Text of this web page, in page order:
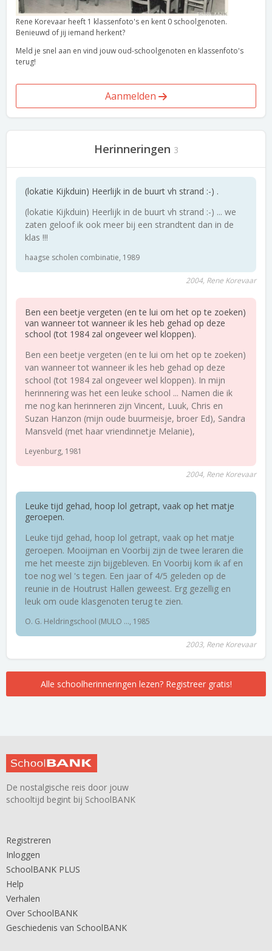
Rene Korevaar heeft 1 klassenfoto's en kent 0 schoolgenoten.
Benieuwd of jij iemand herkent?
Meld je snel aan en vind jouw oud-schoolgenoten en klassenfoto's
terug!
Aanmelden
Herinneringen 3
(lokatie Kijkduin) Heerlijk in de buurt vh strand :-) .
(lokatie Kijkduin) Heerlijk in de buurt vh strand :-) ... we
zaten geloof ik ook meer bij een strandtent dan in de
klas !!!
haagse scholen combinatie, 1989
2004, Rene Korevaar
Ben een beetje vergeten (en te lui om het op te zoeken)
van wanneer tot wanneer ik les heb gehad op deze
school (tot 1984 zal ongeveer wel kloppen).
Ben een beetje vergeten (en te lui om het op te zoeken)
van wanneer tot wanneer ik les heb gehad op deze
school (tot 1984 zal ongeveer wel kloppen). In mijn
herinnering was het een leuke school ... Namen die ik
me nog kan herinneren zijn Vincent, Luuk, Chris en
Suzan Hanzon (mijn oude buurmeisje, broer Ed), Sandra
Mansveld (met haar vriendinnetje Melanie),
Leyenburg, 1981
2004, Rene Korevaar
Leuke tijd gehad, hoop lol getrapt, vaak op het matje
geroepen.
Leuke tijd gehad, hoop lol getrapt, vaak op het matje
geroepen. Mooijman en Voorbij zijn de twee leraren die
me het meeste zijn bijgebleven. En Voorbij kom ik af en
toe nog wel 's tegen. Een jaar of 4/5 geleden op de
reunie in de Houtrust Hallen geweest. Erg gezellig en
leuk om oude klasgenoten terug te zien.
O. G. Heldringschool (MULO ..., 1985
2003, Rene Korevaar
Alle schoolherinneringen lezen? Registreer gratis!
De nostalgische reis door jouw
schooltijd begint bij SchoolBANK
Registreren
Inloggen
SchoolBANK PLUS
Help
Verhalen
Over SchoolBANK
Geschiedenis van SchoolBANK